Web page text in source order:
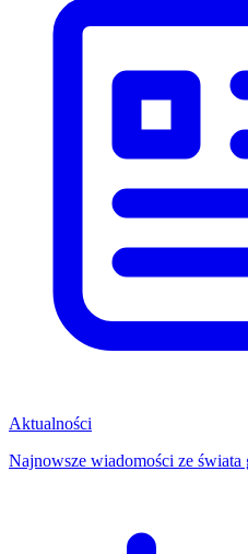
Aktualności
Najnowsze wiadomości ze świata